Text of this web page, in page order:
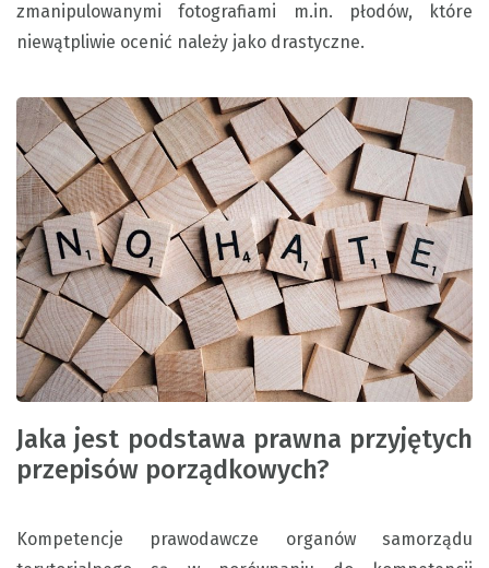
zmanipulowanymi fotografiami m.in. płodów, które
niewątpliwie ocenić należy jako drastyczne.
Jaka jest podstawa prawna przyjętych
przepisów porządkowych?
Kompetencje prawodawcze organów samorządu